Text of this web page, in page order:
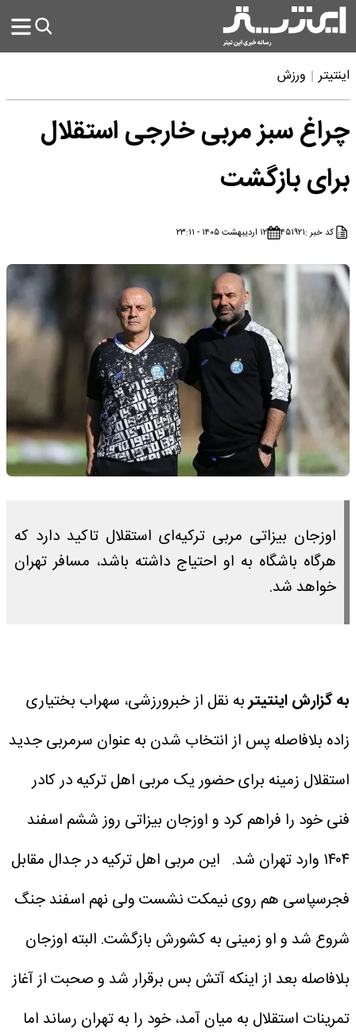
اینتیتر ورزش
چراغ سبز مربی خارجی استقلال
برای بازگشت
کد خبر :۴۵۱۹۲۱ ۱۲ اردیبهشت ۱۴۰۵ - ۲۳:۱۱
اوزجان بیزاتی مربی ترکیه‌ای استقلال تاکید دارد که
هرگاه باشگاه به او احتیاج داشته باشد، مسافر تهران
خواهد شد.
به گزارش اینتیتربه نقل از خبرورزشی، سهراب بختیاری
زاده بلافاصله پس از انتخاب شدن به عنوان سرمربی جدید
استقلال زمینه برای حضور یک مربی اهل ترکیه در کادر
فنی خود را فراهم کرد و اوزجان بیزاتی روز ششم اسفند
۱۴۰۴ وارد تهران شد.
این مربی اهل ترکیه در جدال مقابل
فجرسپاسی هم روی نیمکت نشست ولی نهم اسفند جنگ
شروع شد و او زمینی به کشورش بازگشت. البته اوزجان
بلافاصله بعد از اینکه آتش بس برقرار شد و صحبت از آغاز
تمرینات استقلال به میان آمد، خود را به تهران رساند اما